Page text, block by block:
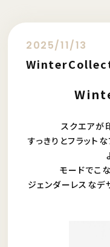
2025/11/13
スクエアが
すっきりとフラット
モードでこ
ジェンダーレスなデ